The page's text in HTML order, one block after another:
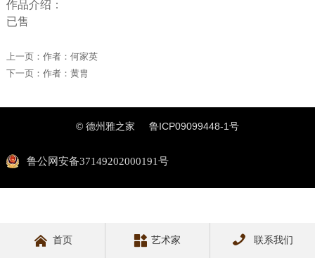
作品介绍：
已售
上一页： 作者：何家英
下一页： 作者：黄胄
© 德州雅之家 鲁ICP09099448-1号
鲁公网安备37149202000191号
 首页  艺术家  联系我们